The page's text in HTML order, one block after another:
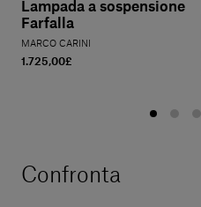
Lampada a sospensione
Farfalla
MARCO CARINI
1.725,00£
Confronta